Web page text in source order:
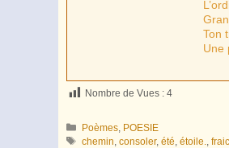
Ton
Une
Nombre de Vues : 4
Catégories
Poèmes POESIE
Étiquettes
chemin ,consoler,été ,étoile. ,